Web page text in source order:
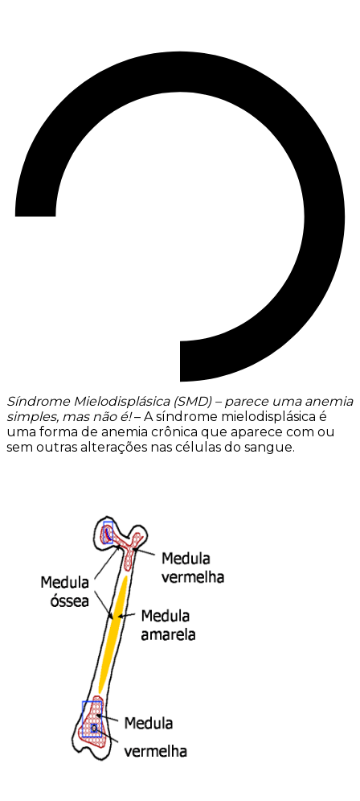
Síndrome Mielodisplásica (SMD) – parece uma anemia
simples, mas não é!– A síndrome mielodisplásica é
uma forma de anemia crônica que aparece com ou
sem outras alterações nas células do sangue.